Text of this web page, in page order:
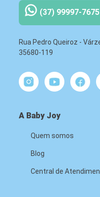
(37) 99997-7675
Rua Pedro Queiroz -
35680-119
A Baby Joy
Quem somos
Blog
Central de